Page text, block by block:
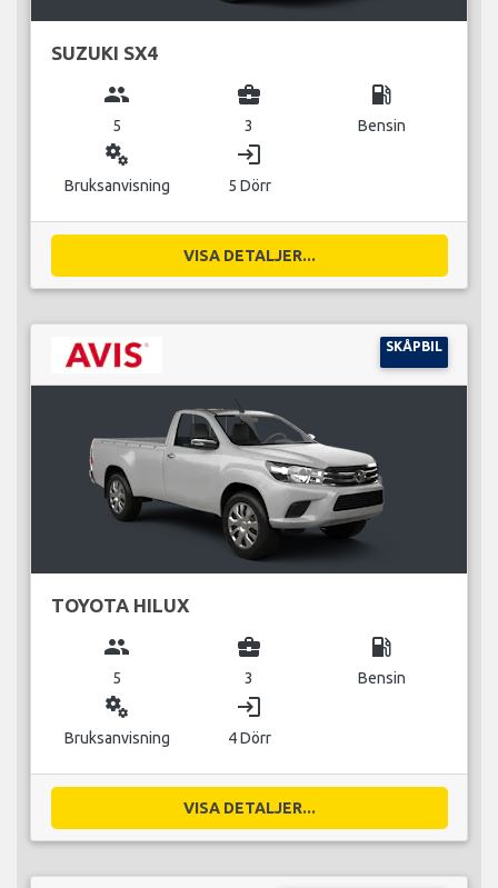
SUZUKI SX4
group
5
business_center
3
local_gas_station
Bensin
miscellaneous_services
Bruksanvisning
login
5 Dörr
VISA DETALJER...
SKÅPBIL
TOYOTA HILUX
group
5
business_center
3
local_gas_station
Bensin
miscellaneous_services
Bruksanvisning
login
4 Dörr
VISA DETALJER...